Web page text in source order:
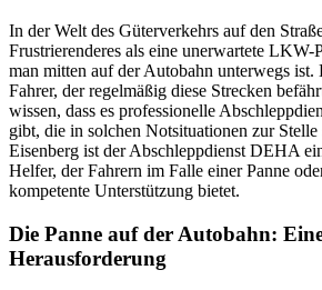
In der Welt des Güterverkehrs auf den
Frustrierenderes als eine unerwartete LKW-
man mitten auf der Autobahn unterwegs
Fahrer, der regelmäßig diese Strecken
wissen, dass es professionelle
gibt, die in solchen Notsituationen zur
Eisenberg ist der Abschleppdienst DEHA
Helfer, der Fahrern im Falle einer Panne
kompetente Unterstützung bietet.
Die Panne auf der Autobahn:
Herausforderung